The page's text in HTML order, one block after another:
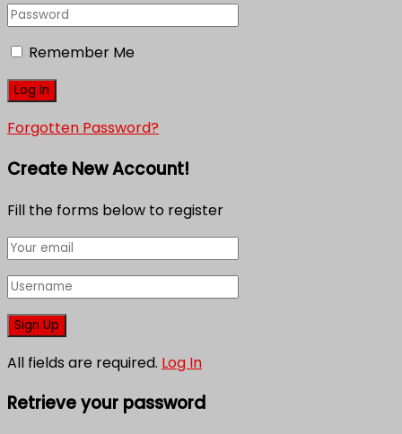
Remember Me
Forgotten Password?
Create New Account!
Fill the forms below to register
All fields are required. Log In
Retrieve your password